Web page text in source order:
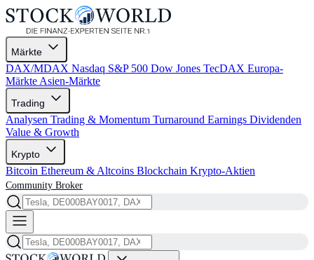
Märkte
DAX/MDAX Nasdaq S&P 500 Dow Jones TecDAX Europa-
Märkte Asien-Märkte
Trading
Analysen Trading & Momentum Turnaround Earnings Dividenden
Value & Growth
Krypto
Bitcoin Ethereum & Altcoins Blockchain Krypto-Aktien
Community Broker